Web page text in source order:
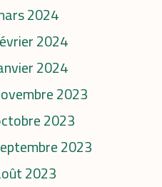
2024
2024
2024
2023
2023
2023
2023